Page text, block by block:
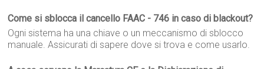
Come si sblocca il cancello FAAC - 746 in caso di blackout?
Ogni sistema ha una chiave o un meccanismo di sblocco
manuale. Assicurati di sapere dove si trova e come usarlo.